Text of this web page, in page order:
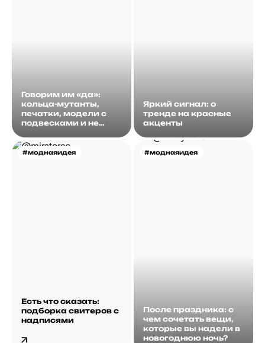
Говорим им «да»:
кольца-мутанты,
печатки, модели с
подвесками и не
Яркий сигнал: о
тренде на красные
акценты
#моднаяидея
Есть что сказать:
подборка свитеров с
надписями
#моднаяидея
После праздника: с
чем сочетать вещи,
которые вы надели в
новогоднюю ночь?